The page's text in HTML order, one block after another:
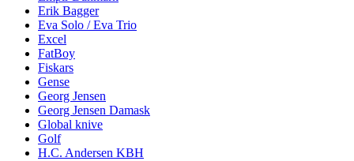
Erik Bagger
Eva Solo / Eva Trio
Excel
FatBoy
Fiskars
Gense
Georg Jensen
Georg Jensen Damask
Global knive
Golf
H.C. Andersen KBH